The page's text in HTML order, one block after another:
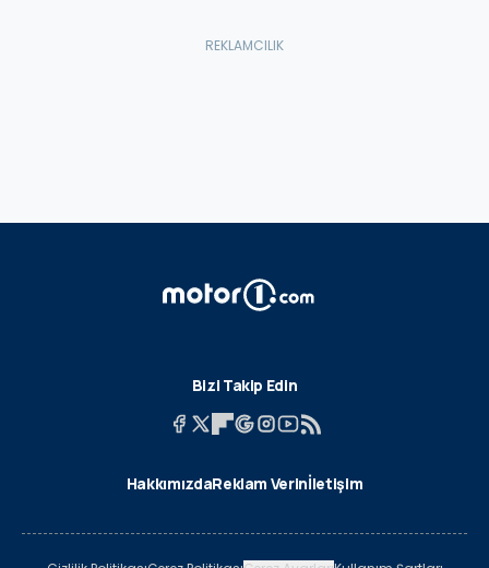
Bizi Takip Edin
HakkımızdaReklam Verinİletişim